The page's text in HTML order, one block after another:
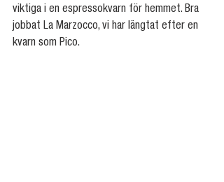
viktiga i en espressokvarn för hemmet. Bra
jobbat La Marzocco, vi har längtat efter en
kvarn som Pico.